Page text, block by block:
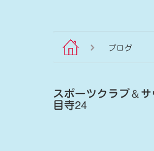
ブログ
スポーツクラブ＆
目寺24